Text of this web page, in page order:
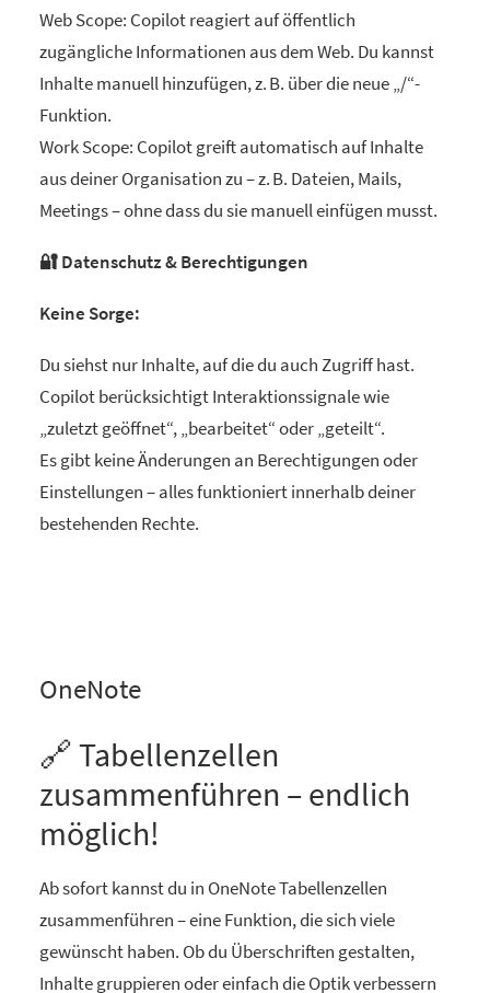
Web Scope: Copilot reagiert auf öffentlich
zugängliche Informationen aus dem Web. Du kannst
Inhalte manuell hinzufügen, z. B. über die neue „/“-
Funktion.
Work Scope: Copilot greift automatisch auf Inhalte
aus deiner Organisation zu – z. B. Dateien, Mails,
Meetings – ohne dass du sie manuell einfügen musst.
🔐 Datenschutz & Berechtigungen
Keine Sorge:
Du siehst nur Inhalte, auf die du auch Zugriff hast.
Copilot berücksichtigt Interaktionssignale wie
„zuletzt geöffnet“, „bearbeitet“ oder „geteilt“.
Es gibt keine Änderungen an Berechtigungen oder
Einstellungen – alles funktioniert innerhalb deiner
bestehenden Rechte.
OneNote
🔗 Tabellenzellen
zusammenführen – endlich
möglich!
Ab sofort kannst du in OneNote Tabellenzellen
zusammenführen – eine Funktion, die sich viele
gewünscht haben. Ob du Überschriften gestalten,
Inhalte gruppieren oder einfach die Optik verbessern